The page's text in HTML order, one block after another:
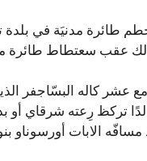
طائرة مدنيَة في
عقب سعتطاط طائرة
عشر كاله البسّاجفر
تركظ رِعته
الابات أورسوناو